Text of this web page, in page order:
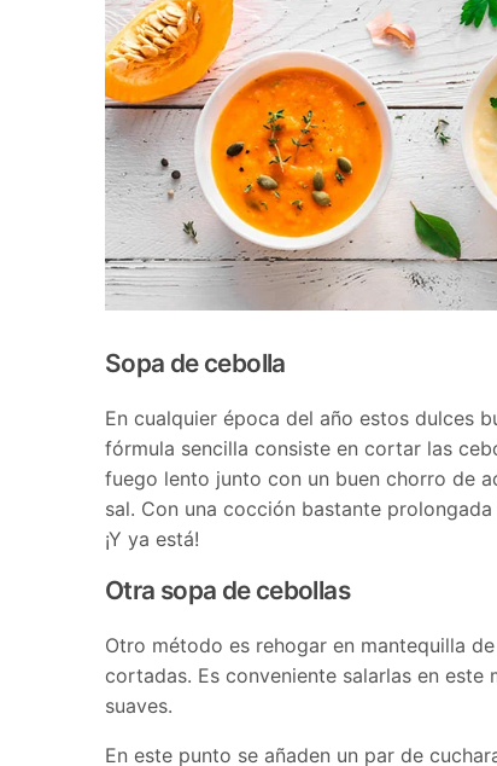
Sopa de cebolla
En cualquier época del año estos dulces
fórmula sencilla consiste en cortar las
fuego lento junto con un buen chorro de
sal. Con una cocción bastante
¡Y ya está!
Otra sopa de cebollas
Otro método es rehogar en mantequilla
cortadas. Es conveniente salarlas en este
suaves.
En este punto se añaden un par de